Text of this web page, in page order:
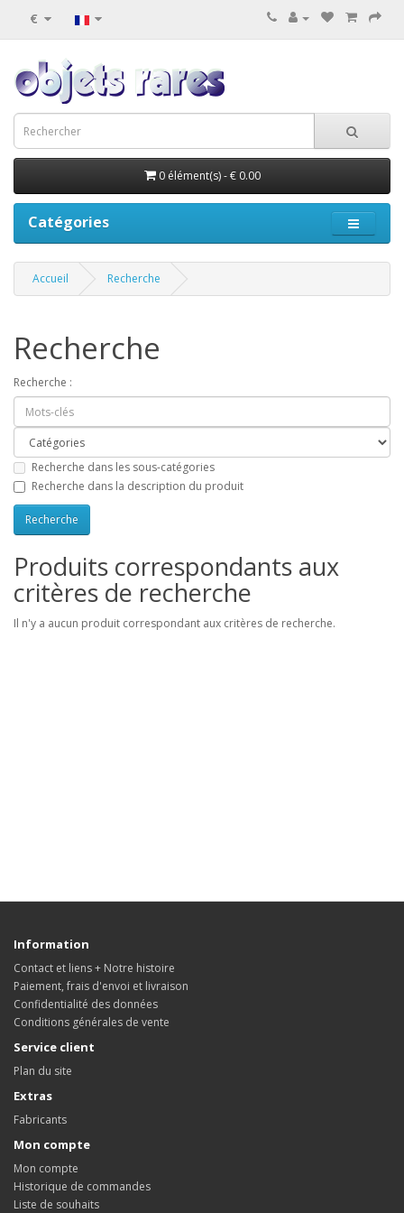
€
0 élément(s) - € 0.00
Catégories
Accueil Recherche
Recherche
Recherche :
Recherche dans les sous-catégories
Recherche dans la description du produit
Produits correspondants aux
critères de recherche
Il n'y a aucun produit correspondant aux critères de recherche.
Information
Contact et liens + Notre histoire
Paiement, frais d'envoi et livraison
Confidentialité des données
Conditions générales de vente
Service client
Plan du site
Extras
Fabricants
Mon compte
Mon compte
Historique de commandes
Liste de souhaits